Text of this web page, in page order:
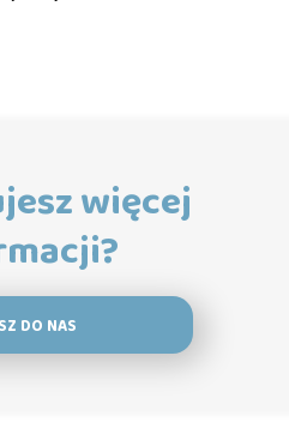
więcej
DO NAS